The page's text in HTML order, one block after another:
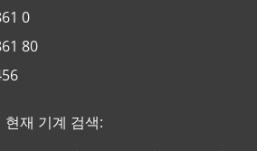
0
80
현재 기계 검색: